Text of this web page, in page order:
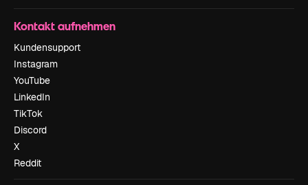
Kontakt aufnehmen
Kundensupport
Instagram
YouTube
LinkedIn
TikTok
Discord
X
Reddit